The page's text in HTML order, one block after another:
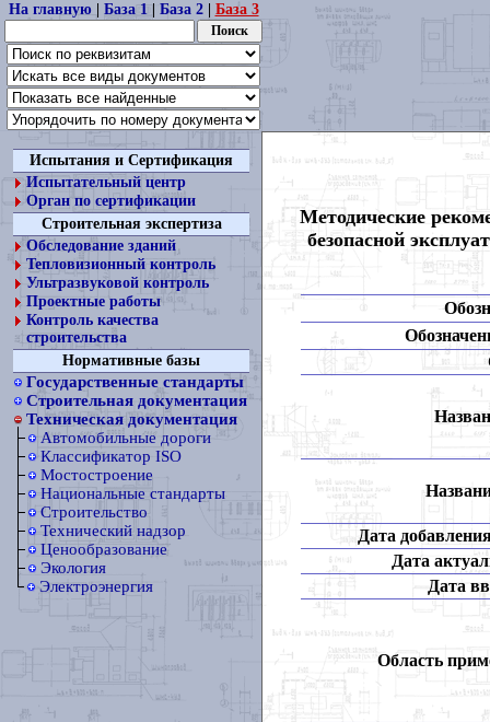
На главную| База 1| База 2| База 3
Испытания и Сертификация
Испытательный центр
Орган по сертификации
Строительная экспертиза
Обследование зданий
Тепловизионный контроль
Ультразвуковой контроль
Проектные работы
Контроль качества
строительства
Нормативные базы
Государственные стандарты
Строительная документация
Техническая документация
Автомобильные дороги
Классификатор ISO
Мостостроение
Национальные стандарты
Строительство
Технический надзор
Ценообразование
Экология
Электроэнергия
Методические
безопасной
Дата
Дата
Дата
Область